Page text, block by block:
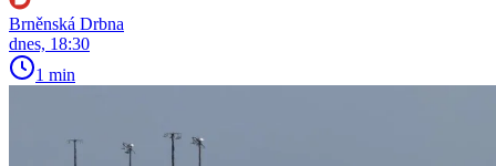
Brněnská Drbna
dnes, 18:30
1 min